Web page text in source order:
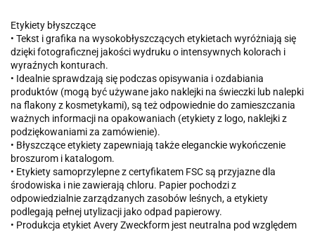
Etykiety błyszczące
• Tekst i grafika na wysokobłyszczących etykietach wyróżniają się
dzięki fotograficznej jakości wydruku o intensywnych kolorach i
wyraźnych konturach.
• Idealnie sprawdzają się podczas opisywania i ozdabiania
produktów (mogą być używane jako naklejki na świeczki lub nalepki
na flakony z kosmetykami), są też odpowiednie do zamieszczania
ważnych informacji na opakowaniach (etykiety z logo, naklejki z
podziękowaniami za zamówienie).
• Błyszczące etykiety zapewniają także eleganckie wykończenie
broszurom i katalogom.
• Etykiety samoprzylepne z certyfikatem FSC są przyjazne dla
środowiska i nie zawierają chloru. Papier pochodzi z
odpowiedzialnie zarządzanych zasobów leśnych, a etykiety
podlegają pełnej utylizacji jako odpad papierowy.
• Produkcja etykiet Avery Zweckform jest neutralna pod względem